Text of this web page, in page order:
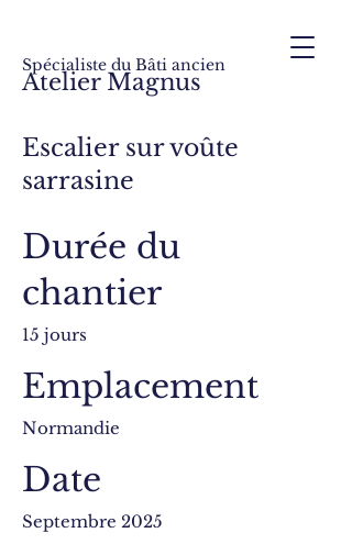
Atelier Magnus
Spécialiste du Bâti ancien
Escalier sur voûte
sarrasine
Durée du
chantier
15 jours
Emplacement
Normandie
Date
Septembre 2025